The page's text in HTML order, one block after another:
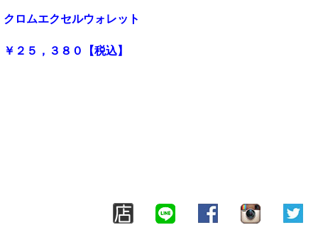
クロムエクセルウォレット
￥２５，３８０【税込】